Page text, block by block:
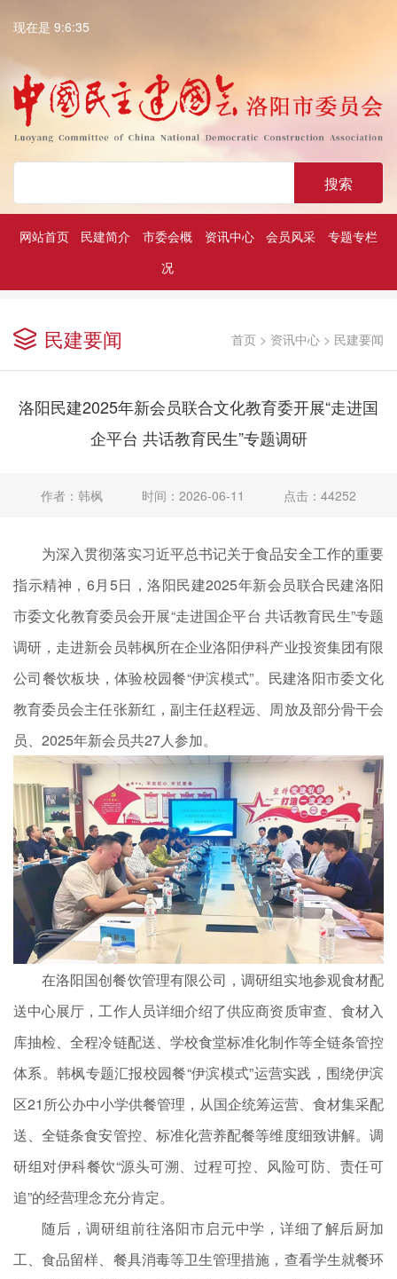
现在是 9:6:36
搜索
网站首页 民建简介
市委会概
况
资讯中心 会员风采 专题专栏
民建要闻 首页 > 资讯中心 > 民建要闻
洛阳民建2025年新会员联合文化教育委开展“走进国
企平台 共话教育民生”专题调研
作者：韩枫 时间：2026-06-11 点击：44252
为深入贯彻落实习近平总书记关于食品安全工作的重要
指示精神，6月5日，洛阳民建2025年新会员联合民建洛阳
市委文化教育委员会开展“走进国企平台 共话教育民生”专题
调研，走进新会员韩枫所在企业洛阳伊科产业投资集团有限
公司餐饮板块，体验校园餐“伊滨模式”。民建洛阳市委文化
教育委员会主任张新红，副主任赵程远、周放及部分骨干会
员、2025年新会员共27人参加。
在洛阳国创餐饮管理有限公司，调研组实地参观食材配
送中心展厅，工作人员详细介绍了供应商资质审查、食材入
库抽检、全程冷链配送、学校食堂标准化制作等全链条管控
体系。韩枫专题汇报校园餐“伊滨模式”运营实践，围绕伊滨
区21所公办中小学供餐管理，从国企统筹运营、食材集采配
送、全链条食安管控、标准化营养配餐等维度细致讲解。调
研组对伊科餐饮“源头可溯、过程可控、风险可防、责任可
追”的经营理念充分肯定。
随后，调研组前往洛阳市启元中学，详细了解后厨加
工、食品留样、餐具消毒等卫生管理措施，查看学生就餐环